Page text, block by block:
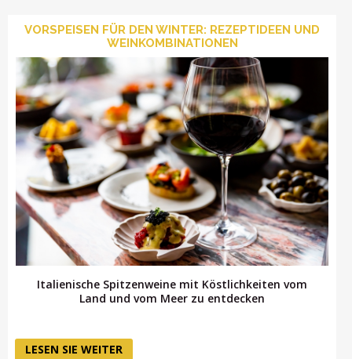
VORSPEISEN FÜR DEN WINTER: REZEPTIDEEN UND
WEINKOMBINATIONEN
Italienische Spitzenweine mit Köstlichkeiten vom
Land und vom Meer zu entdecken
LESEN SIE WEITER